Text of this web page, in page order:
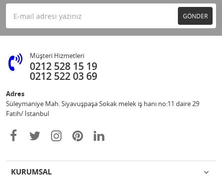
GÖNDER
Müşteri Hizmetleri
0212 528 15 19
0212 522 03 69
Adres
Süleymaniye Mah. Siyavuşpaşa Sokak melek iş hanı no:11 daire 29
Fatih/ İstanbul
KURUMSAL